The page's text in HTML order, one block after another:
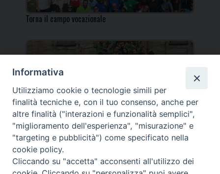
Torna il campo vocazionale
Torna il Campo Missionario Diocesano
_____________________________________________________
_____________________________
Informativa
Utilizziamo cookie o tecnologie simili per
finalità tecniche e, con il tuo consenso, anche per
altre finalità ("interazioni e funzionalità semplici",
"miglioramento dell'esperienza", "misurazione" e
"targeting e pubblicità") come specificato nella
cookie policy.
Cliccando su "accetta" acconsenti all'utilizzo dei